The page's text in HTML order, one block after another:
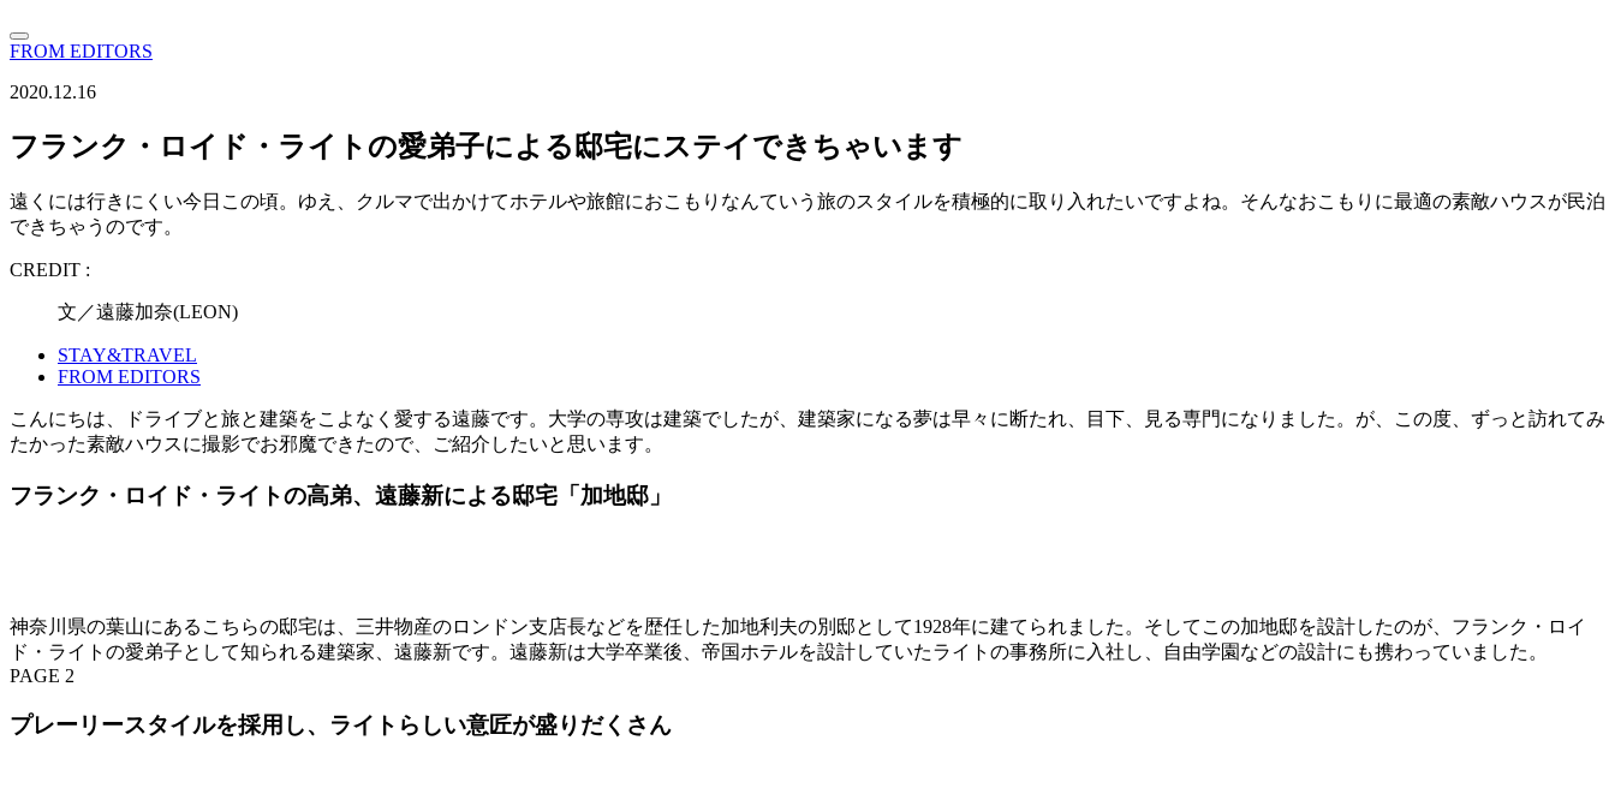
FROM EDITORS
2020.12.16
フランク・ロイド・ライトの愛弟子による邸宅にステイできちゃいます
遠くには行きにくい今日この頃。ゆえ、クルマで出かけてホテルや旅館におこもりなんていう旅のスタイルを積極的に取り入れたいですよね。そんなおこもりに最適の素敵ハウスが民泊
できちゃうのです。
CREDIT :
文／遠藤加奈(LEON)
STAY&TRAVEL
FROM EDITORS
こんにちは、ドライブと旅と建築をこよなく愛する遠藤です。大学の専攻は建築でしたが、建築家になる夢は早々に断たれ、目下、見る専門になりました。が、この度、ずっと訪れてみ
たかった素敵ハウスに撮影でお邪魔できたので、ご紹介したいと思います。
フランク・ロイド・ライトの高弟、遠藤新による邸宅「加地邸」
神奈川県の葉山にあるこちらの邸宅は、三井物産のロンドン支店長などを歴任した加地利夫の別邸として1928年に建てられました。そしてこの加地邸を設計したのが、フランク・ロイ
ド・ライトの愛弟子として知られる建築家、遠藤新です。遠藤新は大学卒業後、帝国ホテルを設計していたライトの事務所に入社し、自由学園などの設計にも携わっていました。
PAGE 2
プレーリースタイルを採用し、ライトらしい意匠が盛りだくさん